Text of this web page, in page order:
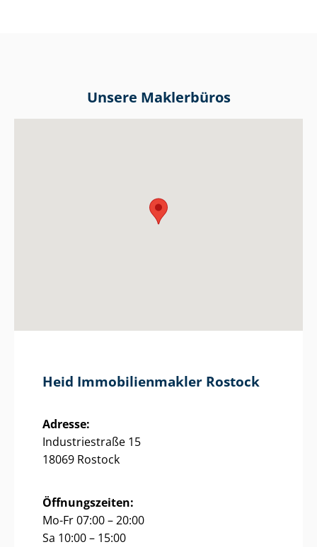
Unsere Maklerbüros
Heid Im­mo­bi­li­en­mak­ler Rostock
Adresse:
Industriestraße 15
18069 Rostock
Öffnungszeiten:
Mo-Fr 07:00 – 20:00
Sa 10:00 – 15:00